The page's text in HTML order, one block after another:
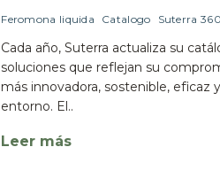
Feromona liquida Catalogo Suterra 360
Cada año, Suterra actualiza su
soluciones que reflejan su
más innovadora, sostenible, eficaz
entorno. El..
Leer más